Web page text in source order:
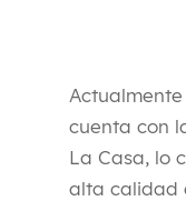
cuenta con
La Casa, lo
alta calidad